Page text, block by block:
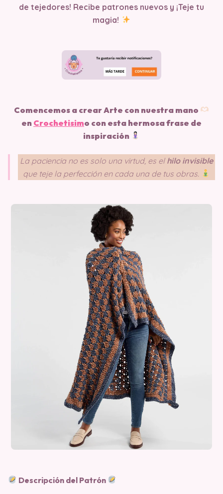
de tejedores! Recibe patrones nuevos y ¡Teje tu
magia!
Comencemos a crear Arte con nuestra mano
en Crochetisimo con esta hermosa frase de
inspiración
La paciencia no es solo una virtud, es el hilo invisible
que teje la perfección en cada una de tus obras.
Descripción del Patrón